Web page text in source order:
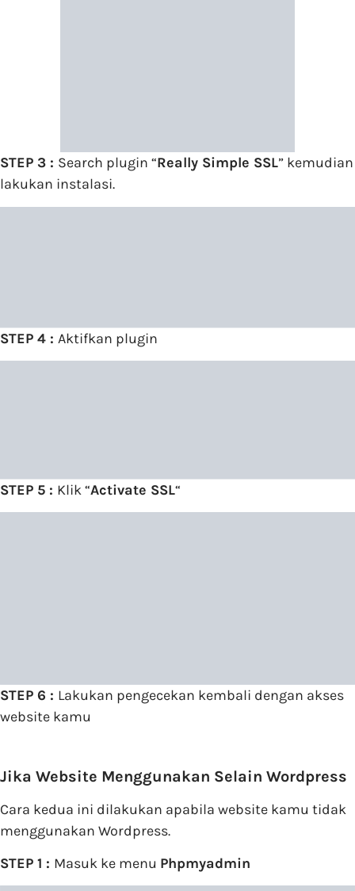
STEP 3 : Search plugin “Really Simple SSL” kemudian
lakukan instalasi.
STEP 4 : Aktifkan plugin
STEP 5 : Klik “Activate SSL“
STEP 6 : Lakukan pengecekan kembali dengan akses
website kamu
Jika Website Menggunakan Selain Wordpress
Cara kedua ini dilakukan apabila website kamu tidak
menggunakan Wordpress.
STEP 1 : Masuk ke menu Phpmyadmin